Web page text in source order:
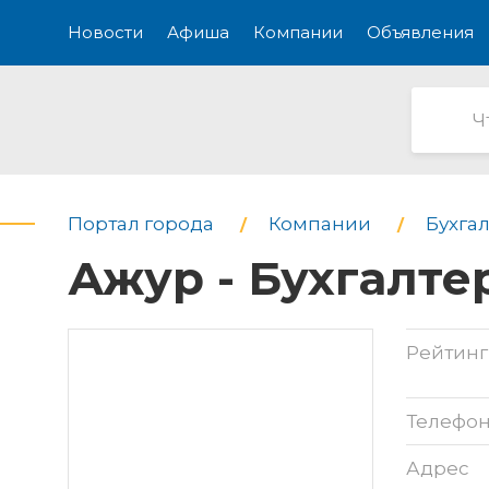
Новости Афиша Компании Объявления
Портал города Компании
Ажур -
Рейтинг
Телефон
Адрес